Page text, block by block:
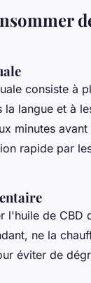
consiste à
langue et à
minutes
rapide par
l'huile de CBD
ne la
éviter de